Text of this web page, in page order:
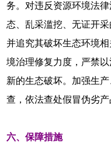
务。对违反资源环境法
态、乱采滥挖、无证开
并追究其破坏生态环境
境治理修复力度，严禁
新的生态破坏。加强生
查，依法查处假冒伪劣产
六、保障措施